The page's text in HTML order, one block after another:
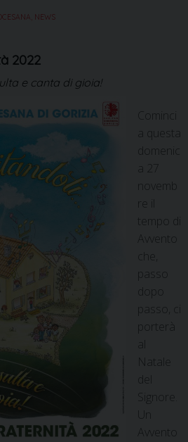
NEWS
2022
e canta di gioia!
Cominci
a questa
domenic
a 27
novemb
re il
tempo di
Avvento
che,
passo
dopo
passo, ci
porterà
al
Natale
del
Signore.
Un
Avvento